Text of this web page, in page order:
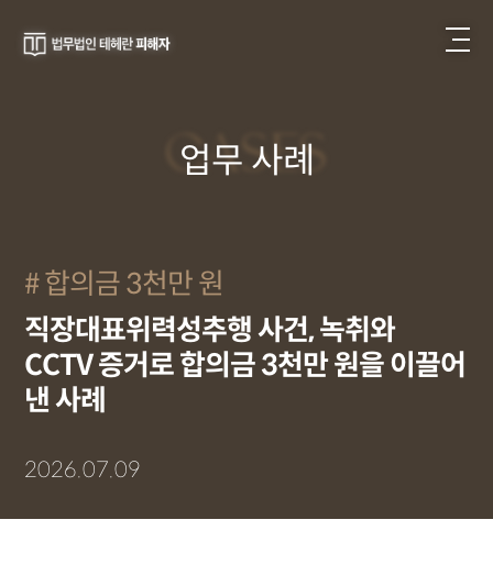
CASES
업무 사례
합의금 3천만 원
직장대표위력성추행 사건, 녹취와
CCTV 증거로 합의금 3천만 원을 이끌어
낸 사례
2026.07.09